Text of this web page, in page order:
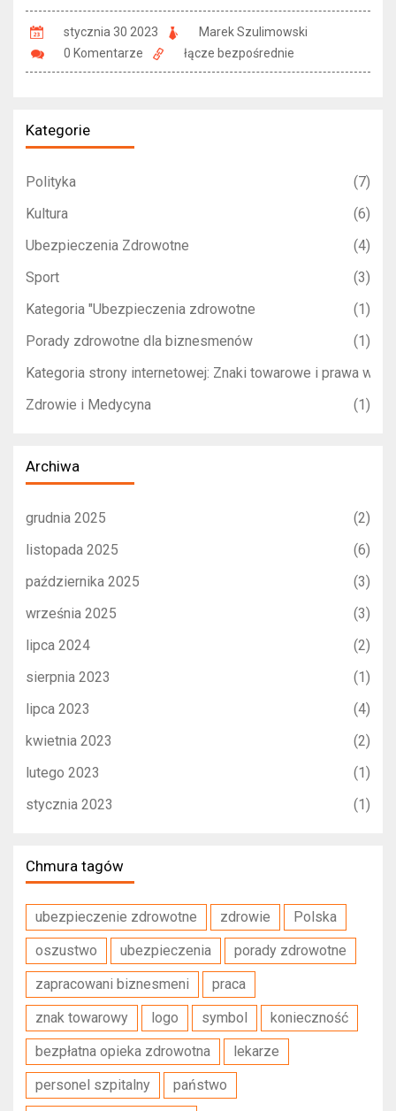
stycznia 30 2023
Marek Szulimowski
0 Komentarze
łącze bezpośrednie
Kategorie
Polityka
(7)
Kultura
(6)
Ubezpieczenia Zdrowotne
(4)
Sport
(3)
Kategoria "Ubezpieczenia zdrowotne
(1)
Porady zdrowotne dla biznesmenów
(1)
Kategoria strony internetowej: Znaki towarowe i prawa
Zdrowie i Medycyna
(1)
Archiwa
grudnia 2025
(2)
listopada 2025
(6)
października 2025
(3)
września 2025
(3)
lipca 2024
(2)
sierpnia 2023
(1)
lipca 2023
(4)
kwietnia 2023
(2)
lutego 2023
(1)
stycznia 2023
(1)
Chmura tagów
ubezpieczenie zdrowotne zdrowie
Polska
oszustwo
ubezpieczenia
porady zdrowotne
zapracowani biznesmeni
praca
znak towarowy
logo symbol
konieczność
bezpłatna opieka zdrowotna
lekarze
personel szpitalny
państwo